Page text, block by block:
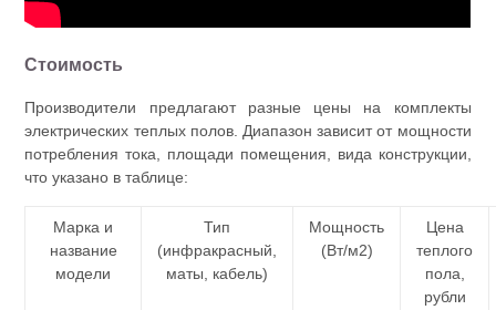
Стоимость
Производители предлагают разные цены на комплекты
электрических теплых полов. Диапазон зависит от мощности
потребления тока, площади помещения, вида конструкции,
что указано в таблице:
Марка и
название
модели
Тип
(инфракрасный,
маты, кабель)
Мощность
(Вт/м2)
Цена
теплого
пола,
рубли